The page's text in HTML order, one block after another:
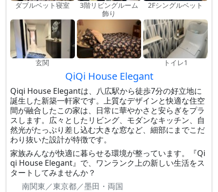
ダブルベット寝室
3階リビングルーム
飾り
2Fシングルベット
玄関 トイレ1
QiQi House Elegant
Qiqi House Elegantは、八広駅から徒歩7分の好立地に
誕生した新築一軒家です。上質なデザインと快適な住空
間が融合したこの家は、日常に華やかさと安らぎをプラ
スします。広々としたリビング、モダンなキッチン、自
然光がたっぷり差し込む大きな窓など、細部にまでこだ
わり抜いた設計が特徴です。
家族みんなが快適に暮らせる環境が整っています。『Qi
qi House Elegant』で、ワンランク上の新しい生活をス
タートしてみませんか？
南関東／東京都／墨田・両国